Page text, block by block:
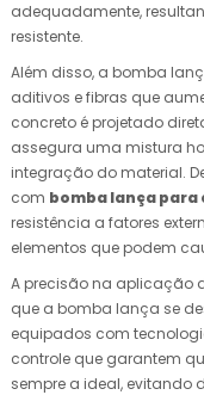
adequadamente,
resistente.
Além disso, a bomba
aditivos e fibras que
concreto é projetado
assegura uma mistura
integração do material.
com bomba lança para
resistência a fatores
elementos que podem
A precisão na aplicação
que a bomba lança se
equipados com
controle que garantem
sempre a ideal, evitando